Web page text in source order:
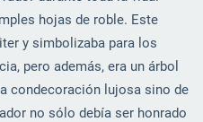
hojas de roble. Este
y simbolizaba para los
pero además, era un árbol
condecoración lujosa sino de
no sólo debía ser honrado